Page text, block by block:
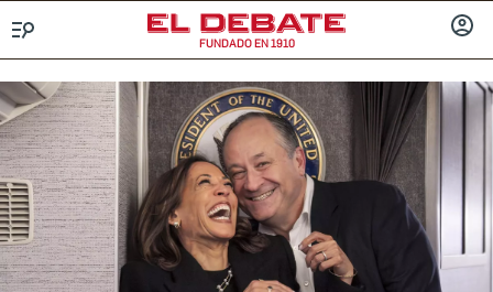
FUNDADO EN 1910